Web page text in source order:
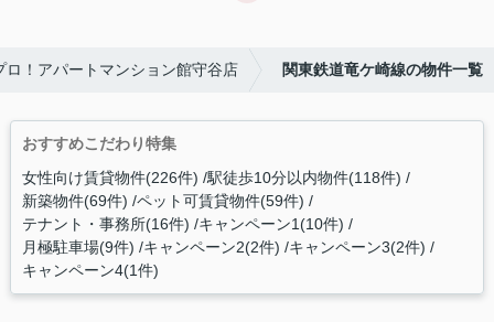
ロ！アパートマンション館守谷店 関東鉄道竜ケ崎線の物件一覧
おすすめこだわり特集
女性向け賃貸物件(226件) 駅徒歩10分以内物件(118件)
新築物件(69件) ペット可賃貸物件(59件)
テナント・事務所(16件) キャンペーン1(10件)
月極駐車場(9件) キャンペーン2(2件) キャンペーン3(2件)
キャンペーン4(1件)